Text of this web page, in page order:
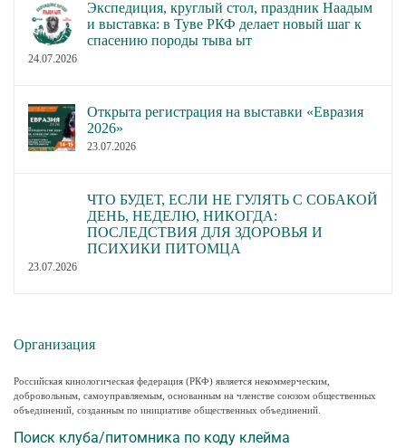
Экспедиция, круглый стол, праздник Наадым
и выставка: в Туве РКФ делает новый шаг к
спасению породы тыва ыт
24.07.2026
Открыта регистрация на выставки «Евразия
2026»
23.07.2026
ЧТО БУДЕТ, ЕСЛИ НЕ ГУЛЯТЬ С СОБАКОЙ
ДЕНЬ, НЕДЕЛЮ, НИКОГДА:
ПОСЛЕДСТВИЯ ДЛЯ ЗДОРОВЬЯ И
ПСИХИКИ ПИТОМЦА
23.07.2026
Организация
Российская кинологическая федерация (РКФ) является некоммерческим,
добровольным, самоуправляемым, основанным на членстве союзом общественных
объединений, созданным по инициативе общественных объединений.
Поиск клуба/питомника по коду клейма